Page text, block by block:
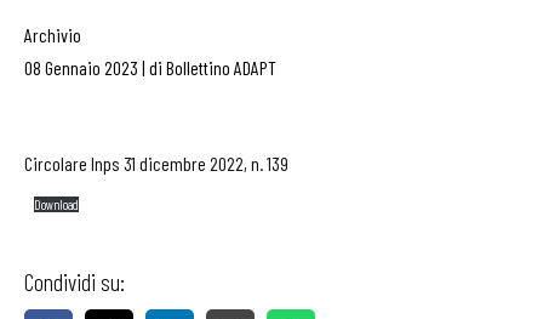
Archivio
08 Gennaio 2023 | di Bollettino ADAPT
Circolare Inps 31 dicembre 2022, n. 139
Download
Condividi su: